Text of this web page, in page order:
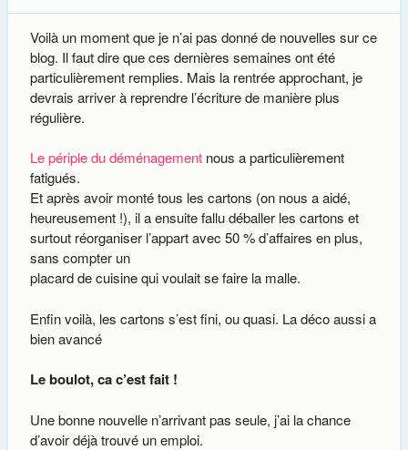
Voilà un moment que je n’ai pas donné de nouvelles sur ce
blog. Il faut dire que ces dernières semaines ont été
particulièrement remplies. Mais la rentrée approchant, je
devrais arriver à reprendre l’écriture de manière plus
régulière.
Le périple du déménagementnous a particulièrement
fatigués.
Et après avoir monté tous les cartons (on nous a aidé,
heureusement !), il a ensuite fallu déballer les cartons et
surtout réorganiser l’appart avec 50 % d’affaires en plus,
sans compter un
placard de cuisine qui voulait se faire la malle.
Enfin voilà, les cartons s’est fini, ou quasi. La déco aussi a
bien avancé
Le boulot, ca c’est fait !
Une bonne nouvelle n’arrivant pas seule, j’ai la chance
d’avoir déjà trouvé un emploi.